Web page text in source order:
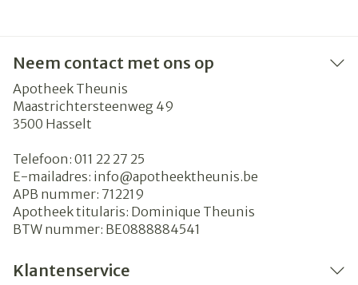
Neem contact met ons op
Apotheek Theunis
Maastrichtersteenweg 49
3500 Hasselt
Telefoon: 011 22 27 25
E-mailadres: info@apotheektheunis.be
APB nummer: 712219
Apotheek titularis: Dominique Theunis
BTW nummer: BE0888884541
Klantenservice